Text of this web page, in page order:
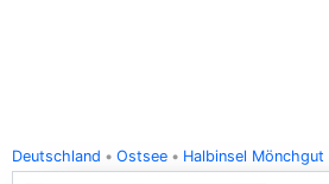
Deutschland Ostsee Halbinsel Mönchgut